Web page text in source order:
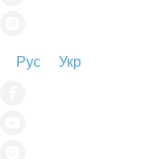
Рус Укр